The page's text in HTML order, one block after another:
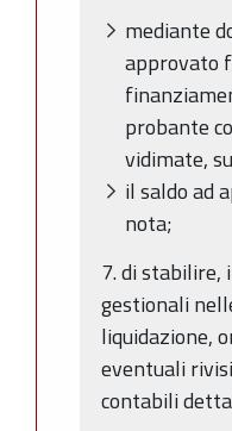
mediante
approvato
probante
vidimate,
il saldo ad
nota;
7. di stabilire,
gestionali
liquidazione,
eventuali
contabili